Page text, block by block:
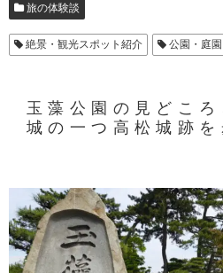
旅の体験談
絶景・観光スポット紹介 公園・庭園
玉藻公園の見どこ
城の一つ高松城跡を